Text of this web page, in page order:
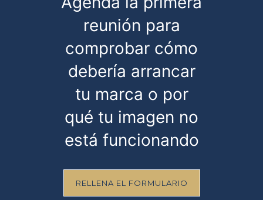
reunión para
comprobar cómo
debería arrancar
tu marca o por
qué tu imagen no
está funcionando
RELLENA EL FORMULARIO